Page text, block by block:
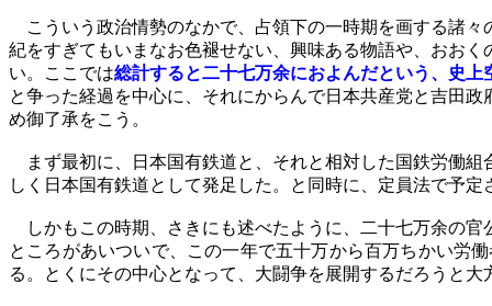
こういう政治情勢のなかで、占領下の一時期を画する諸々
紀をすぎてもいまなお色褪せない、興味ある物語や、おお
い。ここでは総計すると二十七万余におよんだという、史
と争った経過を中心に、それにからんで日本共産党と吉田
め御了承をこう。
まず最初に、日本国有鉄道と、それと相対した国鉄労働組
しく日本国有鉄道として発足した。と同時に、定員法で予定
しかもこの時期、さきにも述べたように、二十七万余の官
ところがあいついで、この一年で五十万から百万ちかい労
る。とくにその中心となって、大闘争を展開するだろうと大